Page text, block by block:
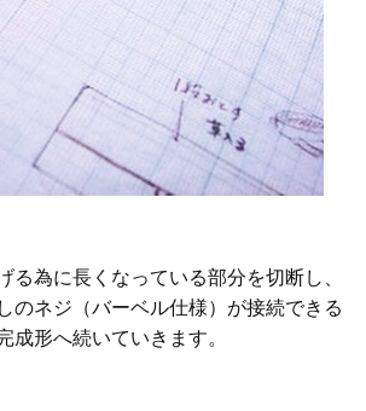
る為に長くなっている部分を切断し、
のネジ（バーベル仕様）が接続できる
成形へ続いていきます。